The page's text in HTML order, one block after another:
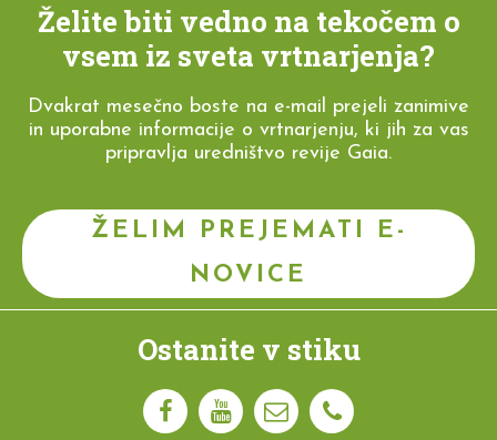
Želite biti vedno na tekočem o
vsem iz sveta vrtnarjenja?
Dvakrat mesečno boste na e-mail prejeli zanimive
in uporabne informacije o vrtnarjenju, ki jih za vas
pripravlja uredništvo revije Gaia.
ŽELIM PREJEMATI E-
NOVICE
Ostanite v stiku